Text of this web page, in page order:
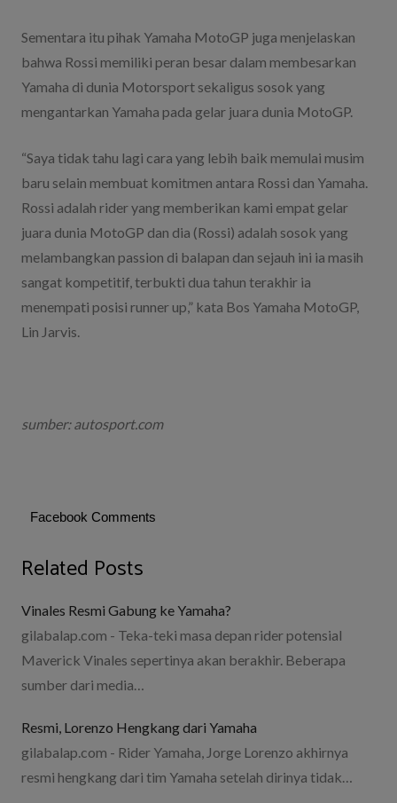
Sementara itu pihak Yamaha MotoGP juga menjelaskan
bahwa Rossi memiliki peran besar dalam membesarkan
Yamaha di dunia Motorsport sekaligus sosok yang
mengantarkan Yamaha pada gelar juara dunia MotoGP.
“Saya tidak tahu lagi cara yang lebih baik memulai musim
baru selain membuat komitmen antara Rossi dan Yamaha.
Rossi adalah rider yang memberikan kami empat gelar
juara dunia MotoGP dan dia (Rossi) adalah sosok yang
melambangkan passion di balapan dan sejauh ini ia masih
sangat kompetitif, terbukti dua tahun terakhir ia
menempati posisi runner up,” kata Bos Yamaha MotoGP,
Lin Jarvis.
sumber: autosport.com
Facebook Comments
Related Posts
Vinales Resmi Gabung ke Yamaha?
gilabalap.com - Teka-teki masa depan rider potensial
Maverick Vinales sepertinya akan berakhir. Beberapa
sumber dari media…
Resmi, Lorenzo Hengkang dari Yamaha
gilabalap.com - Rider Yamaha, Jorge Lorenzo akhirnya
resmi hengkang dari tim Yamaha setelah dirinya tidak…